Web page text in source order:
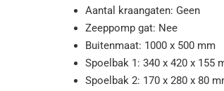
Aantal kraangaten: Geen
Zeeppomp gat: Nee
Buitenmaat: 1000 x 500 mm
Spoelbak 1: 340 x 420 x 155
Spoelbak 2: 170 x 280 x 80